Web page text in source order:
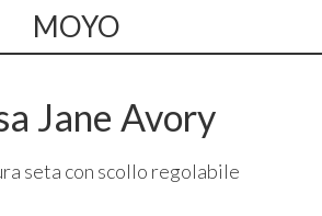
MOYO
Jane Avory
seta con scollo regolabile